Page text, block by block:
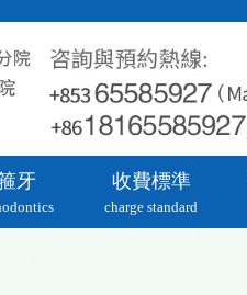
牙 收費標準
charge standard